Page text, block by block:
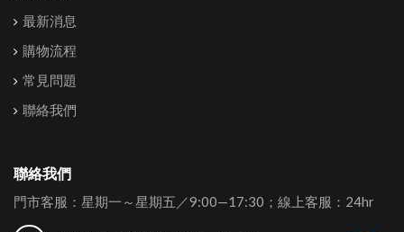
最新消息
購物流程
常見問題
聯絡我們
聯絡我們
門市客服：星期一～星期五／9:00—17:30；線上客服：24hr